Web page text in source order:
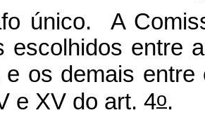
único. A
escolhidos entre
e os demais entre
e XV do art. 4o.